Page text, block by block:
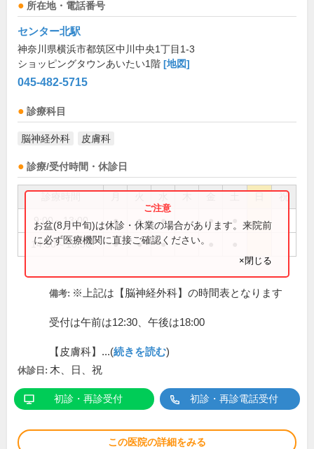
所在地・電話番号
センター北駅
神奈川県横浜市都筑区中川中央1丁目1-3
ショッピングタウンあいたい1階 [地図]
045-482-5715
診療科目
脳神経外科 皮膚科
診療/受付時間・休診日
祝
9:00～13:00 ● ● ● ●
14:30～18:30 ● ● ●
お盆(8月中旬)は休診・休業の場合があります。来院前
に必ず医療機関に直接ご確認ください。
×閉じる
備考: ※上記は【脳神経外科】の時間表となります
受付は午前は12:30、午後は18:00
【皮膚科】...(続きを読む)
休診日: 木、日、祝
初診・再診受付 初診・再診電話受付
この医院の詳細をみる